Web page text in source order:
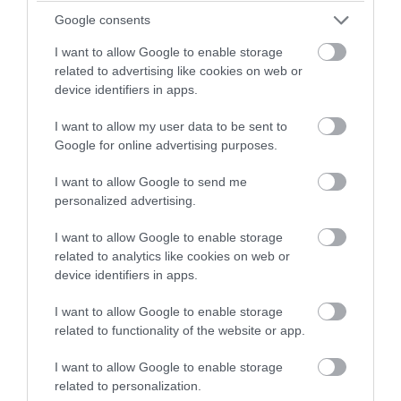
Google consents
I want to allow Google to enable storage
related to advertising like cookies on web or
device identifiers in apps.
I want to allow my user data to be sent to
Google for online advertising purposes.
I want to allow Google to send me
personalized advertising.
I want to allow Google to enable storage
related to analytics like cookies on web or
device identifiers in apps.
I want to allow Google to enable storage
related to functionality of the website or app.
I want to allow Google to enable storage
related to personalization.
➤ Βρεφονηπιακοί Σταθμοί: Ποιοι δικαιούνται voucher –
Μέχρι πότε οι αιτήσεις
➤ Τουρισμός για Όλους 2026: Άνοιξε η πλατφόρμα –
Ποια ΑΦΜ προηγούνται
➤ Voucher για παιδικούς σταθμούς 2026-2027: Ποιοι
παίρνουν δωρεάν θέση – Έως πότε οι αιτήσεις
➤ Τουρισμός για Όλους 2026-2027: Ποιοι είναι οι
δικαιούχοι και πόσα χρήματα θα λάβουν
➤ Τουρισμός για Όλους 2026-2027: “ΚΛΕΙΔΩΣΕ”!
Ανακοινώθηκε ΗΜΕΡΟΜΗΝΙΑ- Ξεκινούν οι αιτήσεις
➤ Voucher για smartphone μέχρι 70 ευρώ: Ποιοι
δικαιούνται χρήματα